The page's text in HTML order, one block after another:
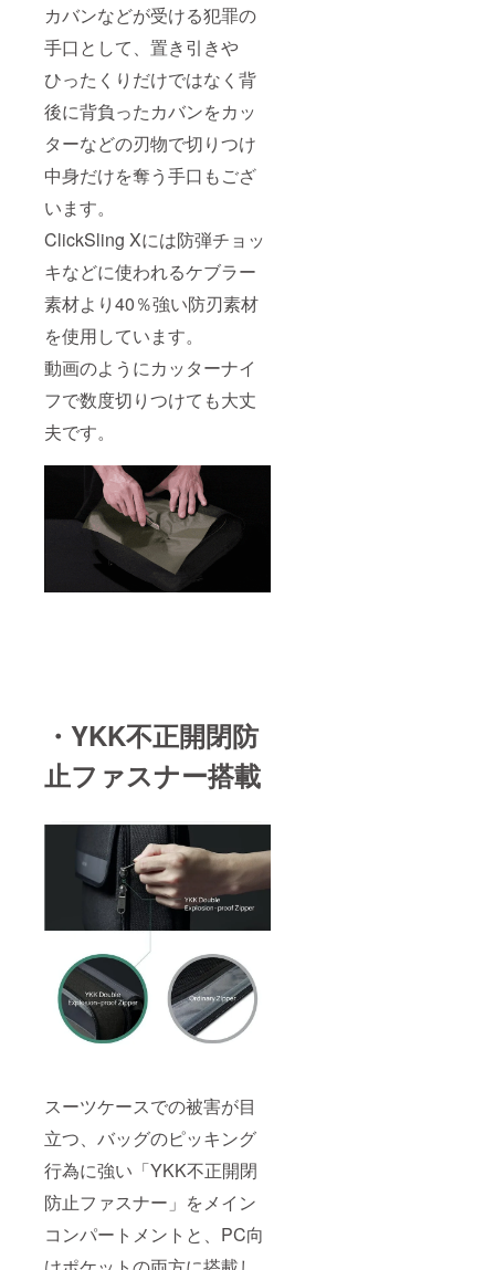
カバンなどが受ける犯罪の
手口として、置き引きや
ひったくりだけではなく背
後に背負ったカバンをカッ
ターなどの刃物で切りつけ
中身だけを奪う手口もござ
います。
ClickSling Xには防弾チョッ
キなどに使われるケブラー
素材より40％強い防刃素材
を使用しています。
動画のようにカッターナイ
フで数度切りつけても大丈
夫です。
・YKK不正開閉防
止ファスナー搭載
スーツケースでの被害が目
立つ、バッグのピッキング
行為に強い「YKK不正開閉
防止ファスナー」をメイン
コンパートメントと、PC向